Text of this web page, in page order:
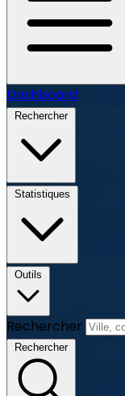
Dashboard
Rechercher
Statistiques
Outils
Rechercher
Rechercher